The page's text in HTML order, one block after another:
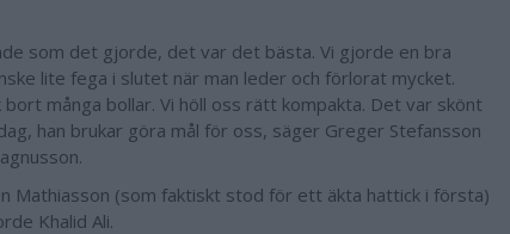
som det gjorde, det var det bästa. Vi gjorde en bra
lite fega i slutet när man leder och förlorat mycket.
många bollar. Vi höll oss rätt kompakta. Det var skönt
han brukar göra mål för oss, säger Greger Stefansson
Mathiasson (som faktiskt stod för ett äkta hattick i första)
Khalid Ali.